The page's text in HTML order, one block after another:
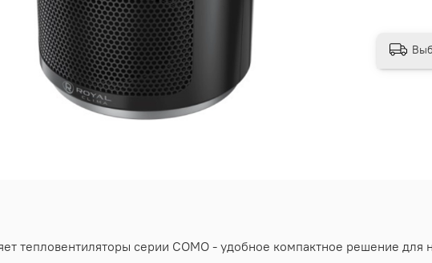
тепловентиляторы серии COMO - удобное компактное решение